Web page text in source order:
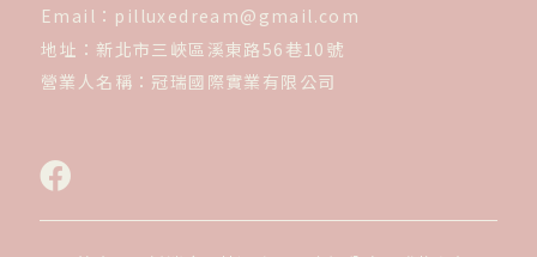
Email： pilluxedream@gmail.com
地址： 新北市三峽區溪東路56巷10號
營業人名稱： 冠瑞國際實業有限公司